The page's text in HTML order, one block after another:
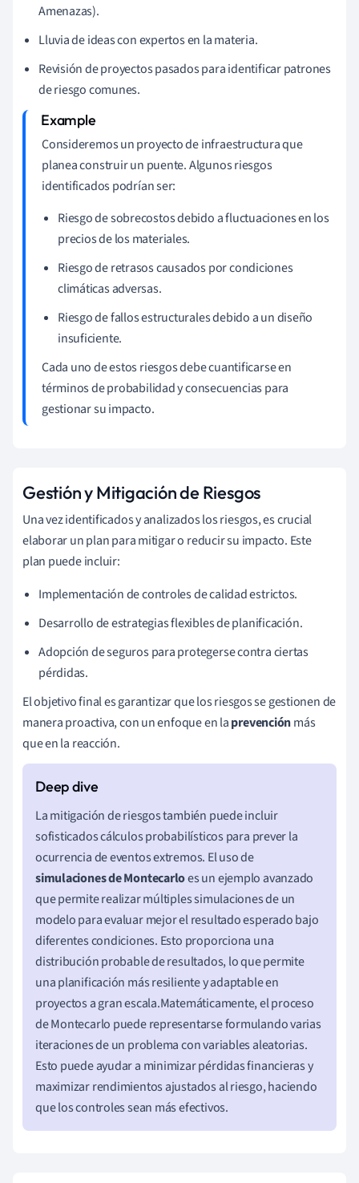
Amenazas).
Lluvia de ideas con expertos en la materia.
Revisión de proyectos pasados para identificar patrones
de riesgo comunes.
Consideremos un proyecto de infraestructura que
planea construir un puente. Algunos riesgos
identificados podrían ser:
Riesgo de sobrecostos debido a fluctuaciones en los
precios de los materiales.
Riesgo de retrasos causados por condiciones
climáticas adversas.
Riesgo de fallos estructurales debido a un diseño
insuficiente.
Cada uno de estos riesgos debe cuantificarse en
términos de probabilidad y consecuencias para
gestionar su impacto.
Gestión y Mitigación de Riesgos
Una vez identificados y analizados los riesgos, es crucial
elaborar un plan para mitigar o reducir su impacto. Este
plan puede incluir:
Implementación de controles de calidad estrictos.
Desarrollo de estrategias flexibles de planificación.
Adopción de seguros para protegerse contra ciertas
pérdidas.
El objetivo final es garantizar que los riesgos se gestionen de
manera proactiva, con un enfoque en laprevenciónmás
que en la reacción.
La mitigación de riesgos también puede incluir
sofisticados cálculos probabilísticos para prever la
ocurrencia de eventos extremos. El uso de
simulaciones de Montecarloes un ejemplo avanzado
que permite realizar múltiples simulaciones de un
modelo para evaluar mejor el resultado esperado bajo
diferentes condiciones. Esto proporciona una
distribución probable de resultados, lo que permite
una planificación más resiliente y adaptable en
proyectos a gran escala.Matemáticamente, el proceso
de Montecarlo puede representarse formulando varias
iteraciones de un problema con variables aleatorias.
Esto puede ayudar a minimizar pérdidas financieras y
maximizar rendimientos ajustados al riesgo, haciendo
que los controles sean más efectivos.